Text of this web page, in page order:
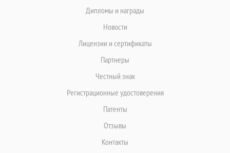
Дипломы и награды
Новости
Лицензии и сертификаты
Партнеры
Честный знак
Регистрационные удостоверения
Патенты
Отзывы
Контакты